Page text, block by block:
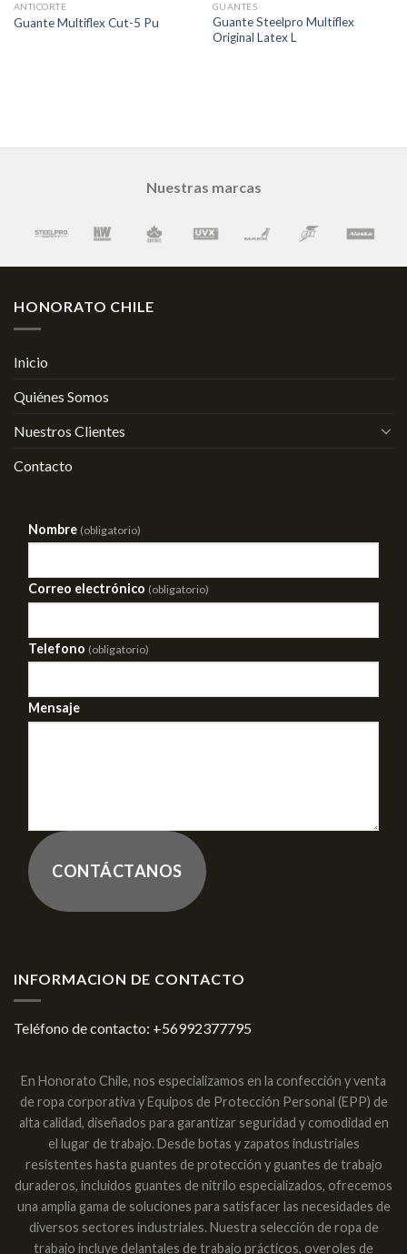
ANTICORTE
Guante Multiflex Cut-5 Pu
GUANTES
Guante Steelpro Multiflex
Original Latex L
Nuestras marcas
HONORATO CHILE
Inicio
Quiénes Somos
Nuestros Clientes
Contacto
Nombre (obligatorio)
Correo electrónico (obligatorio)
Telefono (obligatorio)
Mensaje
CONTÁCTANOS
INFORMACION DE CONTACTO
Teléfono de contacto: +56992377795
En Honorato Chile, nos especializamos en la confección y venta
de ropa corporativa y Equipos de Protección Personal (EPP) de
alta calidad, diseñados para garantizar seguridad y comodidad en
el lugar de trabajo. Desde botas y zapatos industriales
resistentes hasta guantes de protección y guantes de trabajo
duraderos, incluidos guantes de nitrilo especializados, ofrecemos
una amplia gama de soluciones para satisfacer las necesidades de
diversos sectores industriales. Nuestra selección de ropa de
trabajo incluye delantales de trabajo prácticos, overoles de